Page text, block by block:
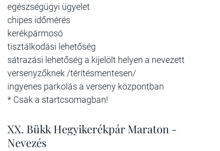
egészségügyi ügyelet
chipes időmérés
kerékpármosó
tisztálkodási lehetőség
sátrazási lehetőség a kijelölt helyen a nevezett
versenyzőknek /térítésmentesen/
ingyenes parkolás a verseny központban
* Csak a startcsomagban!
XX. Bükk Hegyikerékpár Maraton -
Nevezés